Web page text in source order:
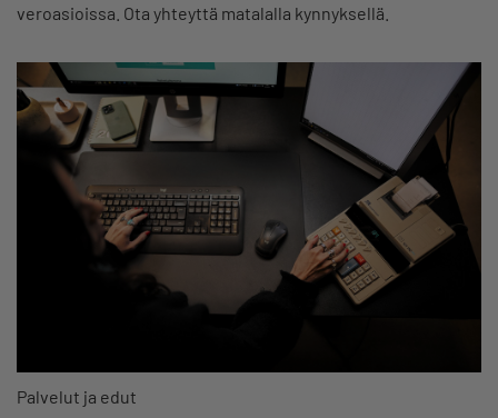
veroasioissa. Ota yhteyttä matalalla kynnyksellä.
Palvelut ja edut